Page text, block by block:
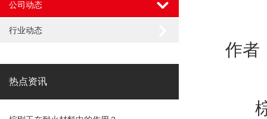
公司动态
行业动态
热点资讯
作者
棕